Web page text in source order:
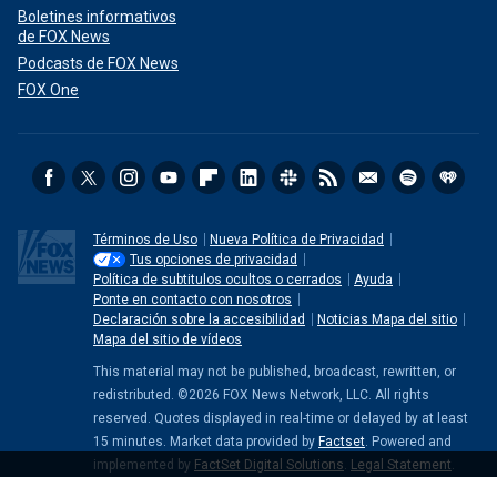
Boletines informativos
de FOX News
Podcasts de FOX News
FOX One
Términos de Uso
Nueva Política de Privacidad
Tus opciones de privacidad
Política de subtitulos ocultos o cerrados
Ayuda
Ponte en contacto con nosotros
Declaración sobre la accesibilidad
Noticias Mapa del sitio
Mapa del sitio de vídeos
This material may not be published, broadcast, rewritten, or
redistributed. ©2026 FOX News Network, LLC. All rights
reserved. Quotes displayed in real-time or delayed by at least
15 minutes. Market data provided by Factset . Powered and
implemented by FactSet Digital Solutions Legal Statement